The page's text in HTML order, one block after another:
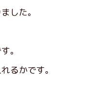
した。
。
るかです。